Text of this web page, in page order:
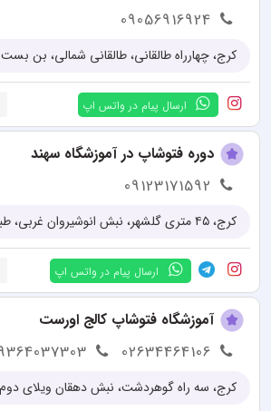
09056916924
ارسال پیام در واتس اپ
دوره فتوشاپ در آموزشگاه سهند
09123171592
ارسال پیام در واتس اپ
آموزشگاه فتوشاپ کالج اورست
02634464106
کرج، سه راه گوهردشت، نبش دهقان ویلای دوم